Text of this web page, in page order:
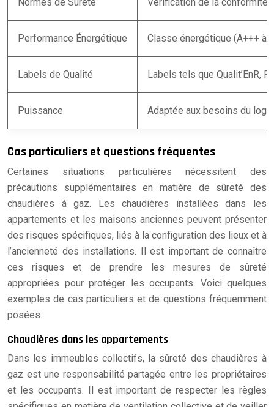
Performance Énergétique Classe énergétique (A+++ à
Labels de Qualité Labels tels que Qualit’EnR,
Puissance Adaptée aux besoins du
Cas particuliers et questions fréquentes
Certaines situations particulières nécessitent des
précautions supplémentaires en matière de sûreté des
chaudières à gaz. Les chaudières installées dans les
appartements et les maisons anciennes peuvent présenter
des risques spécifiques, liés à la configuration des lieux et à
l’ancienneté des installations. Il est important de connaître
ces risques et de prendre les mesures de sûreté
appropriées pour protéger les occupants. Voici quelques
exemples de cas particuliers et de questions fréquemment
posées.
Chaudières dans les appartements
Dans les immeubles collectifs, la sûreté des chaudières à
gaz est une responsabilité partagée entre les propriétaires
et les occupants. Il est important de respecter les règles